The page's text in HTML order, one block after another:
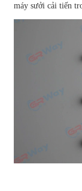
máy sưởi cải tiến